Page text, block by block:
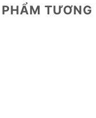
TƯƠNG